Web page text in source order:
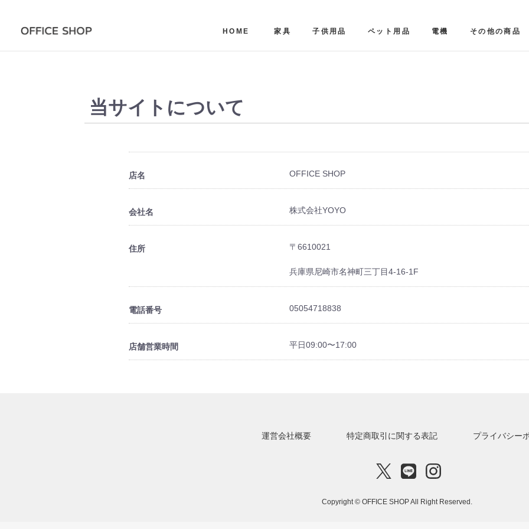
HOME 家具 子供用品 ペット用品 電機 その他の商品
当サイトについて
店名 OFFICE SHOP
会社名 株式会社YOYO
住所 〒6610021
兵庫県尼崎市名神町三丁目4-16-1F
電話番号 05054718838
店舗営業時間 平日09:00〜17:00
運営会社概要 特定商取引に関する表記 プライバシー
Copyright © OFFICE SHOP All Right Reserved.